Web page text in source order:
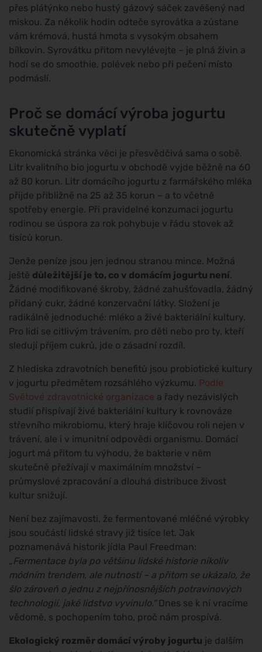
přes plátýnko nebo hustý gázový sáček zavěšený nad
miskou. Za několik hodin odteče syrovátka a zůstane
vám krémová, hustá hmota s vysokým obsahem
bílkovin. Syrovátku přitom nevylévejte – je plná živin a
hodí se do smoothie, polévek nebo při pečení místo
podmáslí.
Proč se domácí výroba jogurtu
skutečně vyplatí
Ekonomická stránka věci je přesvědčivá sama o sobě.
Litr kvalitního bio jogurtu v obchodě vyjde běžně na 60
až 80 korun. Litr domácího jogurtu z farmářského mléka
přijde přibližně na 25 až 35 korun – a to včetně
spotřeby energie. Při pravidelné konzumaci jogurtu
rodinou se úspora za rok pohybuje v řádu stovek až
tisíců korun.
Jenže peníze jsou jen jednou stranou mince. Možná
ještě důležitější je to, co v domácím jogurtu není.
Žádné modifikované škroby, žádné zahušťovadla, žádný
přidaný cukr, žádné konzervační látky. Složení je
radikálně jednoduché: mléko a živé bakteriální kultury.
Pro lidi se citlivým trávením, pro děti nebo pro ty, kteří
sledují příjem cukrů, jde o zásadní rozdíl.
Z hlediska zdravotních benefitů jsou probiotické kultury
v jogurtu předmětem rozsáhlého výzkumu. Podle
Světové zdravotnické organizace a řady nezávislých
studií přispívají živé bakteriální kultury k rovnováze
střevního mikrobiomu, který hraje klíčovou roli nejen v
trávení, ale i v imunitní odpovědi organismu. Domácí
jogurt má přitom tu výhodu, že bakterie v něm
skutečně přežívají v maximálním množství –
průmyslové zpracování a dlouhá distribuce živost
kultur snižují.
Není bez zajímavosti, že fermentované mléčné výrobky
jsou součástí lidské stravy již tisíce let. Jak
poznamenává historik jídla Paul Freedman:
„Fermentace byla po většinu lidské historie nikoliv
módním trendem, ale nutností – a přitom se ukázalo, že
šlo zároveň o jednu z nejpřínosnějších potravinových
technologií, jaké lidstvo vyvinulo."Dnes se k ní vracíme
vědomě, s pochopením toho, proč nám prospívá.
Ekologický rozměr domácí výroby jogurtu je dalším